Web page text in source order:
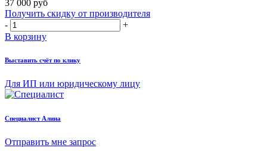
37 000 руб
Получить скидку от производителя
-
+
В корзину
Выставить счёт по клику
Для ИП или юридическому лицу
Cпециалист Алина
Отправить мне запрос